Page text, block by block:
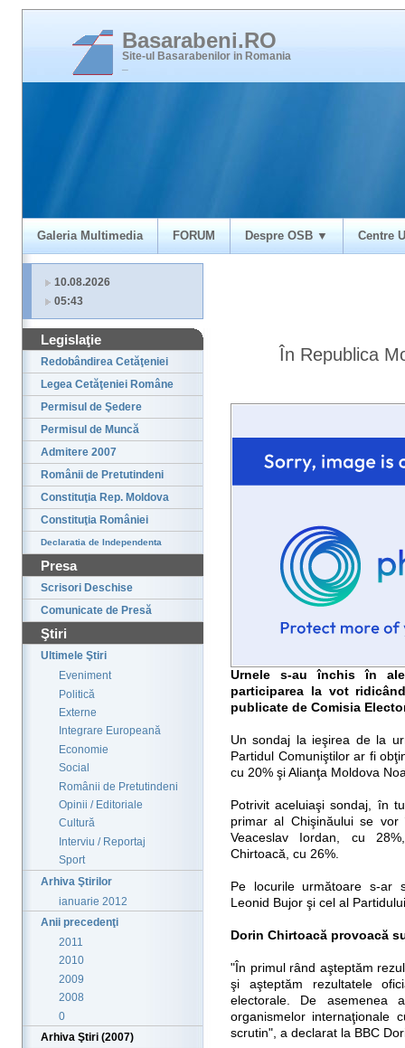
Basarabeni.RO
Site-ul Basarabenilor in Romania
Galeria Multimedia FORUM Despre OSB ▼ Centre
10.08.2026
05:43
Legislaţie
Redobândirea Cetăţeniei
Legea Cetăţeniei Române
Permisul de Şedere
Permisul de Muncă
Admitere 2007
Românii de Pretutindeni
Constituţia Rep. Moldova
Constituţia României
Declaratia de Independenta
Presa
Scrisori Deschise
Comunicate de Presă
Ştiri
Ultimele Ştiri
Eveniment
Politică
Externe
Integrare Europeană
Economie
Social
Românii de Pretutindeni
Opinii / Editoriale
Cultură
Interviu / Reportaj
Sport
Arhiva Ştirilor
ianuarie 2012
Anii precedenţi
2011
2010
2009
2008
0
Arhiva Ştiri (2007)
În Republica
Urnele s-au închis în
participarea la vot
publicate de Comisia
Un sondaj la ieşirea de la
Partidul Comuniştilor ar fi
cu 20% şi Alianţa Moldova
Potrivit aceluiaşi sondaj, în
primar al Chişinăului se vor
Veaceslav Iordan, cu
Chirtoacă, cu 26%.
Pe locurile următoare s-ar
Leonid Bujor şi cel al
Dorin Chirtoacă provoacă
"În primul rând aşteptăm
şi aşteptăm rezultatele
electorale. De asemenea
organismelor internaţionale
scrutin", a declarat la BBC